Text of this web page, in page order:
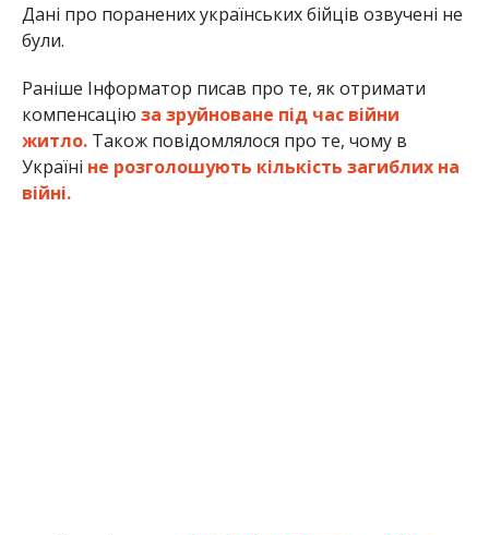
Дані про поранених українських бійців озвучені не
були.
Раніше Інформатор писав про те, як отримати
компенсацію за зруйноване під час війни
житло.Також повідомлялося про те, чому в
Україні не розголошують кількість загиблих на
війні.